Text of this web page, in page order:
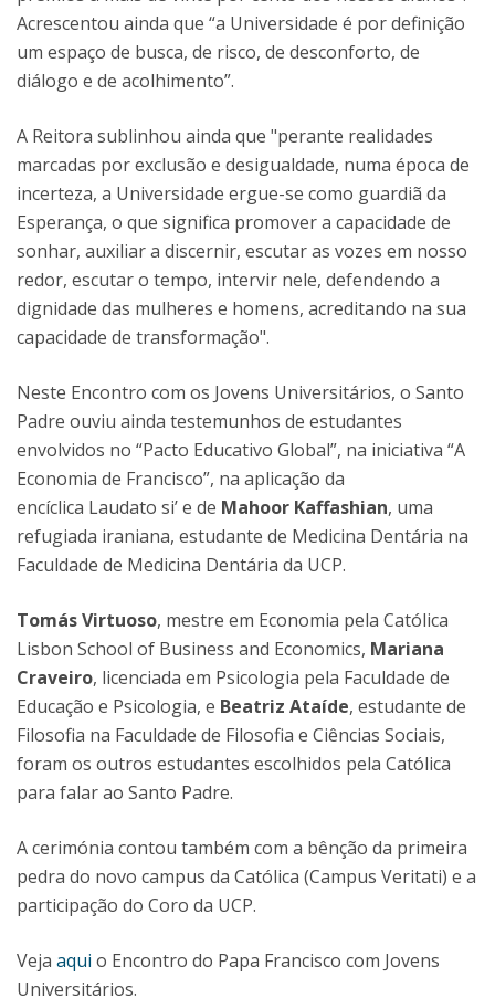
Acrescentou ainda que “a Universidade é por definição
um espaço de busca, de risco, de desconforto, de
diálogo e de acolhimento”.
A Reitora sublinhou ainda que "perante realidades
marcadas por exclusão e desigualdade, numa época de
incerteza, a Universidade ergue-se como guardiã da
Esperança, o que significa promover a capacidade de
sonhar, auxiliar a discernir, escutar as vozes em nosso
redor, escutar o tempo, intervir nele, defendendo a
dignidade das mulheres e homens, acreditando na sua
capacidade de transformação".
Neste Encontro com os Jovens Universitários, o Santo
Padre ouviu ainda testemunhos de estudantes
envolvidos no “Pacto Educativo Global”, na iniciativa “A
Economia de Francisco”, na aplicação da
encíclica Laudato si’ e de Mahoor Kaffashian, uma
refugiada iraniana, estudante de Medicina Dentária na
Faculdade de Medicina Dentária da UCP.
Tomás Virtuoso, mestre em Economia pela Católica
Lisbon School of Business and Economics, Mariana
Craveiro, licenciada em Psicologia pela Faculdade de
Educação e Psicologia, e Beatriz Ataíde, estudante de
Filosofia na Faculdade de Filosofia e Ciências Sociais,
foram os outros estudantes escolhidos pela Católica
para falar ao Santo Padre.
A cerimónia contou também com a bênção da primeira
pedra do novo campus da Católica (Campus Veritati) e a
participação do Coro da UCP.
Veja aqui o Encontro do Papa Francisco com Jovens
Universitários.